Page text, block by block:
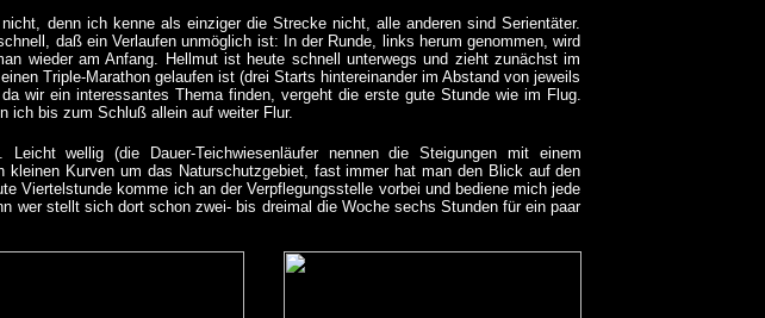
denn ich kenne als einziger die Strecke nicht, alle anderen sind Serientäter.
daß ein Verlaufen unmöglich ist: In der Runde, links herum genommen, wird
wieder am Anfang. Hellmut ist heute schnell unterwegs und zieht zunächst im
Triple-Marathon gelaufen ist (drei Starts hintereinander im Abstand von jeweils
wir ein interessantes Thema finden, vergeht die erste gute Stunde wie im Flug.
ich bis zum Schluß allein auf weiter Flur.
wellig (die Dauer-Teichwiesenläufer nennen die Steigungen mit einem
kleinen Kurven um das Naturschutzgebiet, fast immer hat man den Blick auf den
Viertelstunde komme ich an der Verpflegungsstelle vorbei und bediene mich jede
wer stellt sich dort schon zwei- bis dreimal die Woche sechs Stunden für ein paar